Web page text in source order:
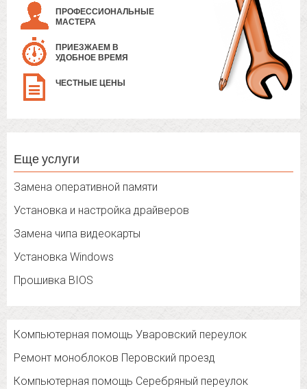
ПРОФЕССИОНАЛЬНЫЕ
МАСТЕРА
ПРИЕЗЖАЕМ В
УДОБНОЕ ВРЕМЯ
ЧЕСТНЫЕ ЦЕНЫ
Еще услуги
Замена оперативной памяти
Установка и настройка драйверов
Замена чипа видеокарты
Установка Windows
Прошивка BIOS
Компьютерная помощь Уваровский переулок
Ремонт моноблоков Перовский проезд
Компьютерная помощь Серебряный переулок